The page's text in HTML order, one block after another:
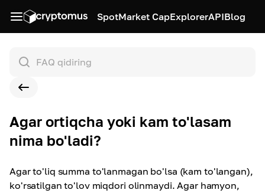
SpotMarket CapExplorerAPIBlog
Agar ortiqcha yoki kam to'lasam
nima bo'ladi?
Agar to'liq summa to'lanmagan bo'lsa (kam to'langan),
ko'rsatilgan to'lov miqdori olinmaydi. Agar hamyon,